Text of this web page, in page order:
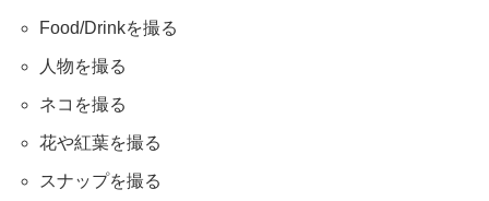
Food/Drinkを撮る
人物を撮る
ネコを撮る
花や紅葉を撮る
スナップを撮る